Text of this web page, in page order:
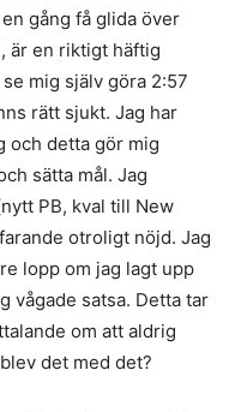
gång få glida över
är en riktigt häftig
mig själv göra 2:57
rätt sjukt. Jag har
och detta gör mig
sätta mål. Jag
PB, kval till New
otroligt nöjd. Jag
lopp om jag lagt upp
vågade satsa. Detta tar
om att aldrig
det med det?